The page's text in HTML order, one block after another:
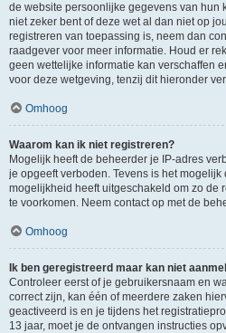
de website persoonlijke gegevens van hun
niet zeker bent of deze wet al dan niet op
registreren van toepassing is, neem dan
raadgever voor meer informatie. Houd er
geen wettelijke informatie kan verschaffen
voor deze wetgeving, tenzij dit hieronder
Omhoog
Waarom kan ik niet registreren?
Mogelijk heeft de beheerder je IP-adres
je opgeeft verboden. Tevens is het
mogelijkheid heeft uitgeschakeld om zo de
te voorkomen. Neem contact op met de
Omhoog
Ik ben geregistreerd maar kan niet
Controleer eerst of je gebruikersnaam en
correct zijn, kan één of meerdere zaken
geactiveerd is en je tijdens het
13 jaar, moet je de ontvangen instructies